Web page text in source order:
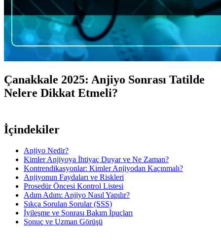
Çanakkale 2025: Anjiyo Sonrası Tatilde
Nelere Dikkat Etmeli?
İçindekiler
Anjiyo Nedir?
Kimler Anjiyoya İhtiyaç Duyar ve Ne Zaman?
Kontrendikasyonlar: Kimler Anjiyodan Kaçınmalı?
Anjiyonun Faydaları ve Riskleri
Prosedür Öncesi Kontrol Listesi
Adım Adım: Anjiyo Nasıl Yapılır?
Sıkça Sorulan Sorular (SSS)
İyileşme ve Sonrası Bakım İpuçları
Sonuç ve Uzman Görüşü